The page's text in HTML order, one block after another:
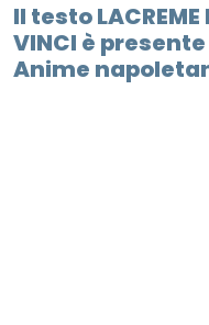
Il testo LACREME
VINCI è
Anime